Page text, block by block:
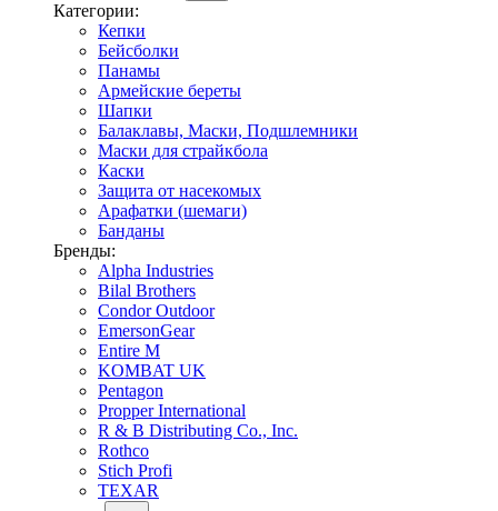
Категории:
Кепки
Бейсболки
Панамы
Армейские береты
Шапки
Балаклавы, Маски, Подшлемники
Маски для страйкбола
Каски
Защита от насекомых
Арафатки (шемаги)
Банданы
Бренды:
Alpha Industries
Bilal Brothers
Condor Outdoor
EmersonGear
Entire M
KOMBAT UK
Pentagon
Propper International
R & B Distributing Co., Inc.
Rothco
Stich Profi
TEXAR